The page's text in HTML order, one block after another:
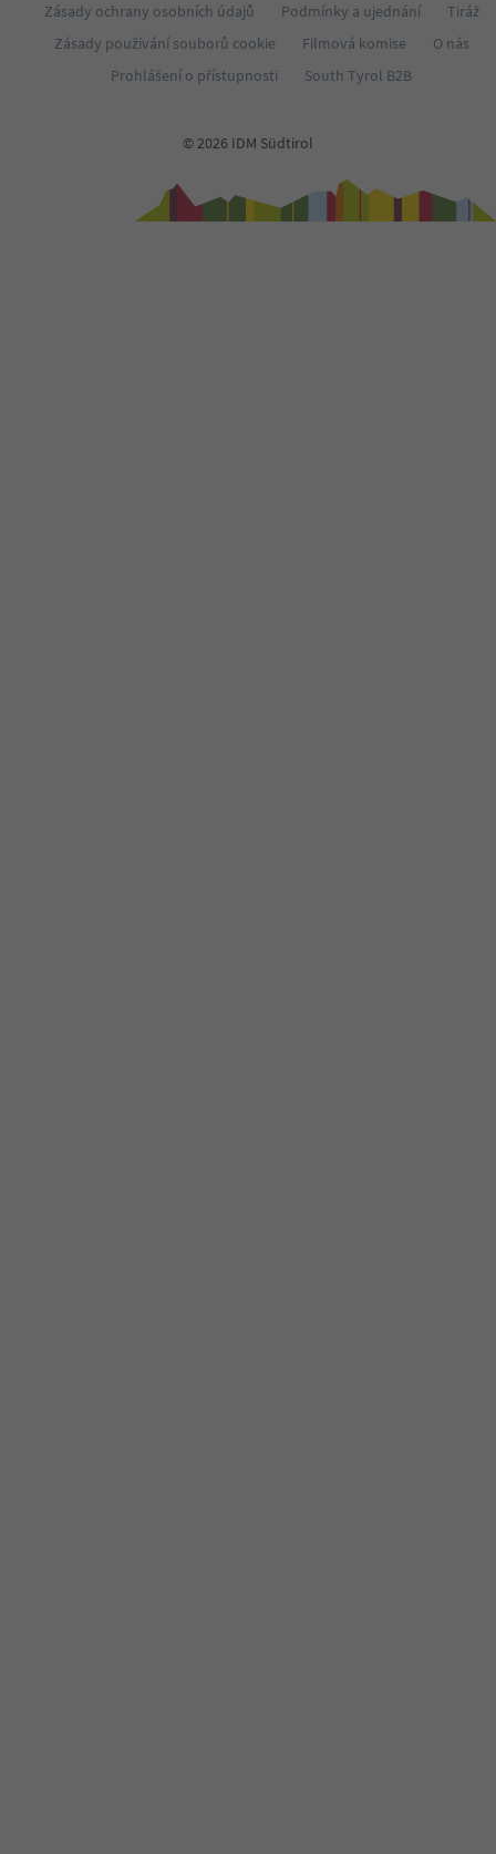
Zásady ochrany osobních údajů
Podmínky a ujednání
Tiráž
Zásady používání souborů cookie
Filmová komise
O nás
Prohlášení o přístupnosti
South Tyrol B2B
© 2026 IDM Südtirol